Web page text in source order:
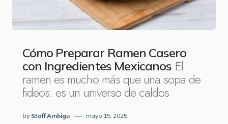
Cómo Preparar Ramen Casero
con Ingredientes Mexicanos El
ramen es mucho más que una sopa de
fideos: es un universo de caldos
by Staff Ambigu mayo 15, 2025